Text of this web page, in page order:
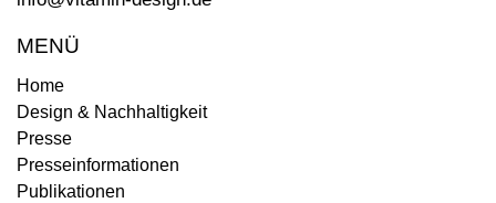
MENÜ
Home
Design & Nachhaltigkeit
Presse
Presseinformationen
Publikationen